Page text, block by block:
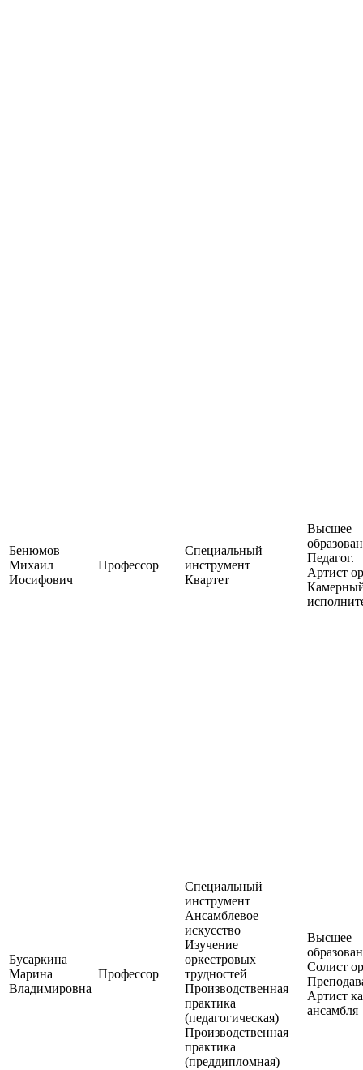
Бенюмов
Михаил
Иосифович
Профессор
Специальный
инструмент
Квартет
Высшее
Педагог.
Артист
Бусаркина
Марина
Владимировна
Профессор
Специальный
инструмент
Ансамблевое
искусство
Изучение
оркестровых
трудностей
Производственная
практика
(педагогическая)
Производственная
практика
(преддипломная)
Высшее
Солист
Артист
ансамбля